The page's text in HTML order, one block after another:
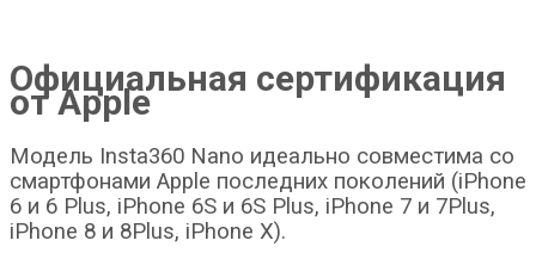
Официальная сертификация
от Apple
Модель Insta360 Nano идеально совместима со
смартфонами Apple последних поколений (iPhone
6 и 6 Plus, iPhone 6S и 6S Plus, iPhone 7 и 7Plus,
iPhone 8 и 8Plus, iPhone X).